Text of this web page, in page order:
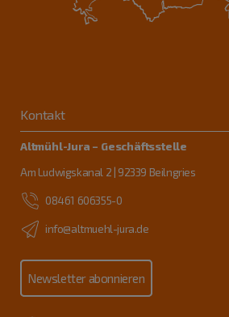
Kontakt
Altmühl-Jura – Geschäftsstelle
Am Ludwigskanal 2 | 92339 Beilngries
08461 606355-0
info@altmuehl-jura.de
Newsletter abonnieren